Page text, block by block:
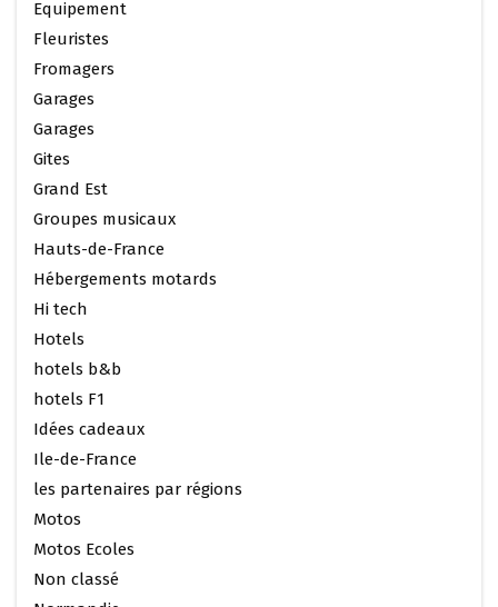
Equipement
Fleuristes
Fromagers
Garages
Garages
Gites
Grand Est
Groupes musicaux
Hauts-de-France
Hébergements motards
Hi tech
Hotels
hotels b&b
hotels F1
Idées cadeaux
Ile-de-France
les partenaires par régions
Motos
Motos Ecoles
Non classé